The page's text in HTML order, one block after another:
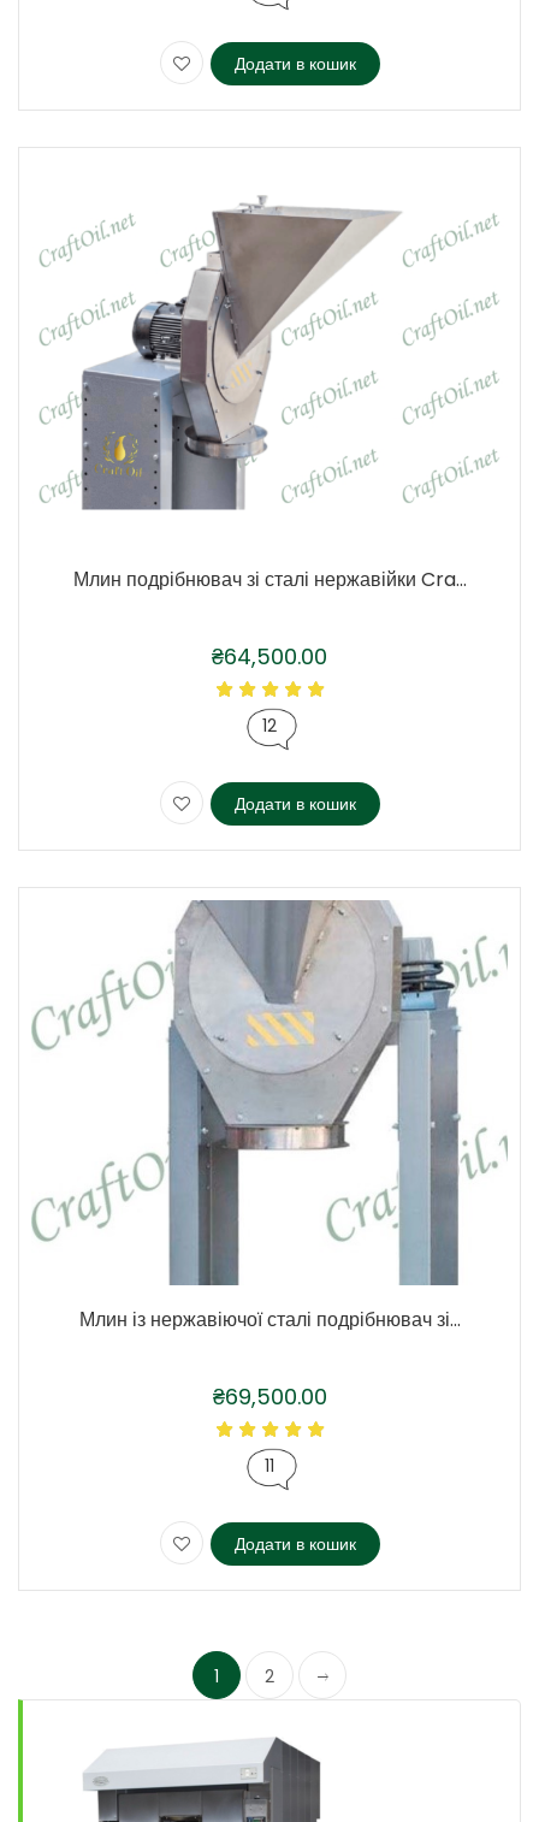
Додати в кошик
Млин подрібнювач зі сталі нержавійки Cra...
₴64,500.00
12
Додати в кошик
Млин із нержавіючої сталі подрібнювач зі...
₴69,500.00
11
Додати в кошик
1 2